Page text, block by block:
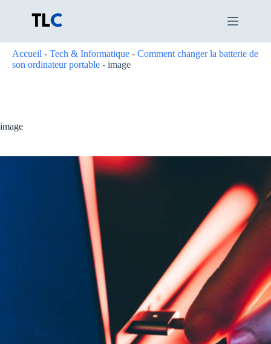
Accueil - Tech & Informatique - Comment changer la batterie de
son ordinateur portable - image
image